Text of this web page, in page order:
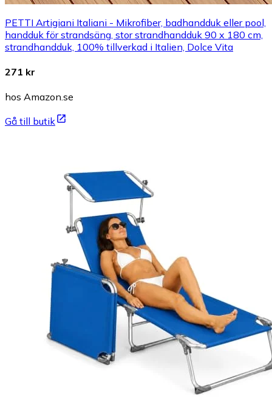
PETTI Artigiani Italiani - Mikrofiber, badhandduk eller pool,
handduk för strandsäng, stor strandhandduk 90 x 180 cm,
strandhandduk, 100% tillverkad i Italien, Dolce Vita
271 kr
hos Amazon.se
Gå till butik